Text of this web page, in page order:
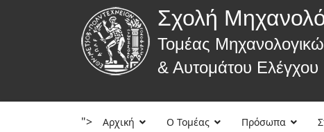
Σχολή
Τομέας
& Αυτομάτου Ελέγχου
">
Αρχική Ο Τομέας Πρόσωπα